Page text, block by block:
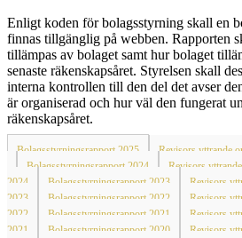
Enligt koden för bolagsstyrning skall en
finnas tillgänglig på webben. Rapporten
tillämpas av bolaget samt hur bolaget
senaste räkenskapsåret. Styrelsen skall
interna kontrollen till den del det avser
är organiserad och hur väl den fungerat
räkenskapsåret.
Bolagsstyrningsrapport 2025
Revisors yttrande
Bolagsstyrningsrapport 2024
Revisors
2024
Bolagsstyrningsrapport 2023
Revisors
2023
Bolagsstyrningsrapport 2022
Revisors
2022
Bolagsstyrningsrapport 2021
Revisors
2021
Bolagsstyrningsrapport 2020
Revisors